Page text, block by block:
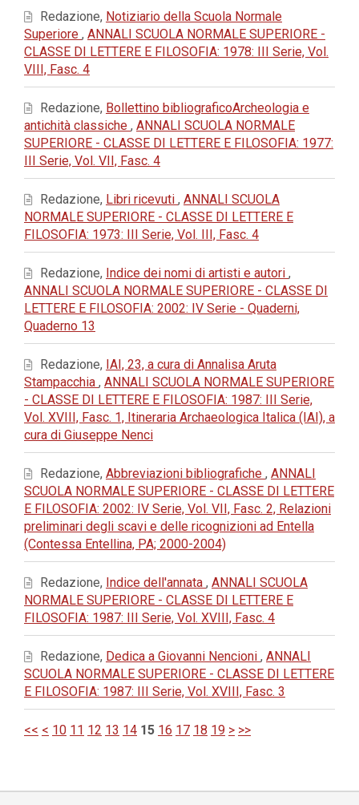
Redazione, Notiziario della Scuola Normale
Superiore , ANNALI SCUOLA NORMALE SUPERIORE -
CLASSE DI LETTERE E FILOSOFIA: 1978: III Serie, Vol.
VIII, Fasc. 4
Redazione, Bollettino bibliograficoArcheologia e
antichità classiche , ANNALI SCUOLA NORMALE
SUPERIORE - CLASSE DI LETTERE E FILOSOFIA: 1977:
III Serie, Vol. VII, Fasc. 4
Redazione, Libri ricevuti , ANNALI SCUOLA
NORMALE SUPERIORE - CLASSE DI LETTERE E
FILOSOFIA: 1973: III Serie, Vol. III, Fasc. 4
Redazione, Indice dei nomi di artisti e autori ,
ANNALI SCUOLA NORMALE SUPERIORE - CLASSE DI
LETTERE E FILOSOFIA: 2002: IV Serie - Quaderni,
Quaderno 13
Redazione, IAI, 23, a cura di Annalisa Aruta
Stampacchia , ANNALI SCUOLA NORMALE SUPERIORE
- CLASSE DI LETTERE E FILOSOFIA: 1987: III Serie,
Vol. XVIII, Fasc. 1, Itineraria Archaeologica Italica (IAI), a
cura di Giuseppe Nenci
Redazione, Abbreviazioni bibliografiche , ANNALI
SCUOLA NORMALE SUPERIORE - CLASSE DI LETTERE
E FILOSOFIA: 2002: IV Serie, Vol. VII, Fasc. 2, Relazioni
preliminari degli scavi e delle ricognizioni ad Entella
(Contessa Entellina, PA; 2000-2004)
Redazione, Indice dell'annata , ANNALI SCUOLA
NORMALE SUPERIORE - CLASSE DI LETTERE E
FILOSOFIA: 1987: III Serie, Vol. XVIII, Fasc. 4
Redazione, Dedica a Giovanni Nencioni , ANNALI
SCUOLA NORMALE SUPERIORE - CLASSE DI LETTERE
E FILOSOFIA: 1987: III Serie, Vol. XVIII, Fasc. 3
<< < 10 11 12 13 14 15 16 17 18 19 > >>